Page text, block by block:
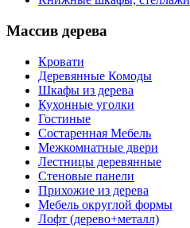
Массив дерева
Кровати
Деревянные Комоды
Шкафы из дерева
Кухонные уголки
Гостиные
Состаренная Мебель
Межкомнатные двери
Лестницы деревянные
Стеновые панели
Прихожие из дерева
Мебель округлой формы
Лофт (дерево+металл)